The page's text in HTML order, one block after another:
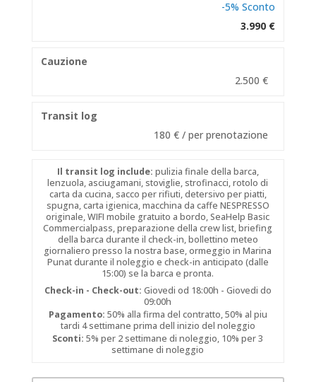
-5% Sconto
3.990 €
Cauzione
2.500 €
Transit log
180 € / per prenotazione
Il transit log include: pulizia finale della barca,
lenzuola, asciugamani, stoviglie, strofinacci, rotolo di
carta da cucina, sacco per rifiuti, detersivo per piatti,
spugna, carta igienica, macchina da caffe NESPRESSO
originale, WIFI mobile gratuito a bordo, SeaHelp Basic
Commercialpass, preparazione della crew list, briefing
della barca durante il check-in, bollettino meteo
giornaliero presso la nostra base, ormeggio in Marina
Punat durante il noleggio e check-in anticipato (dalle
15:00) se la barca e pronta.
Check-in - Check-out: Giovedi od 18:00h - Giovedi do
09:00h
Pagamento: 50% alla firma del contratto, 50% al piu
tardi 4 settimane prima dell inizio del noleggio
Sconti: 5% per 2 settimane di noleggio, 10% per 3
settimane di noleggio